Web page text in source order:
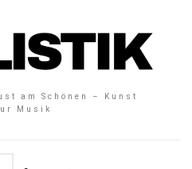
am Schönen – Kunst
Musik